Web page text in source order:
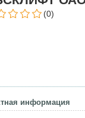
(0)
информация